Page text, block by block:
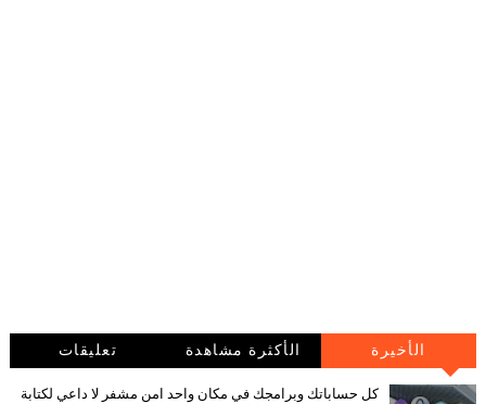
الأخيرة الأكثرة مشاهدة تعليقات
كل حساباتك وبرامجك في مكان واحد امن مشفر لا داعي لكتابة